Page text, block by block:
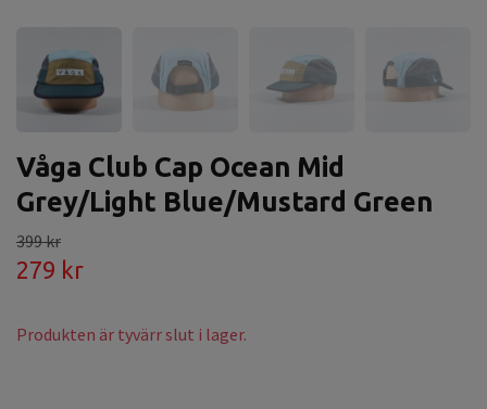
Våga Club Cap Ocean Mid
Grey/Light Blue/Mustard Green
399 kr
279 kr
Produkten är tyvärr slut i lager.